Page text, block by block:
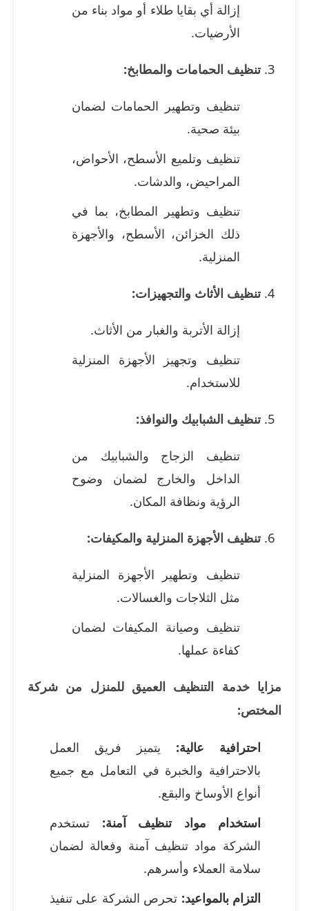
إزالة أي بقايا طلاء أو مواد بناء من
الأرضيات.
تنظيف الحمامات والمطابخ:
تنظيف وتطهير الحمامات لضمان
بيئة صحية.
تنظيف وتلميع الأسطح، الأحواض،
المراحيض، والدشات.
تنظيف وتطهير المطابخ، بما في
ذلك الخزائن، الأسطح، والأجهزة
المنزلية.
تنظيف الأثاث والتجهيزات:
إزالة الأتربة والغبار من الأثاث.
تنظيف وتجهيز الأجهزة المنزلية
للاستخدام.
تنظيف الشبابيك والنوافذ:
تنظيف الزجاج والشبابيك من
الداخل والخارج لضمان وضوح
الرؤية ونظافة المكان.
تنظيف الأجهزة المنزلية والمكيفات:
تنظيف وتطهير الأجهزة المنزلية
مثل الثلاجات والغسالات.
تنظيف وصيانة المكيفات لضمان
كفاءة عملها.
مزايا خدمة التنظيف العميق للمنزل من شركة
المختص:
احترافية عالية: يتميز فريق العمل
بالاحترافية والخبرة في التعامل مع جميع
أنواع الأوساخ والبقع.
استخدام مواد تنظيف آمنة: تستخدم
الشركة مواد تنظيف آمنة وفعالة لضمان
سلامة العملاء وأسرهم.
التزام بالمواعيد: تحرص الشركة على تنفيذ